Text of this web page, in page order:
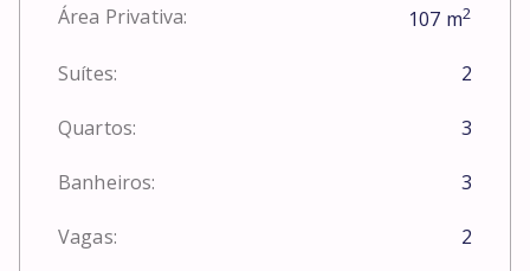
Área Privativa: 107 m2
Suítes: 2
Quartos: 3
Banheiros: 3
Vagas: 2